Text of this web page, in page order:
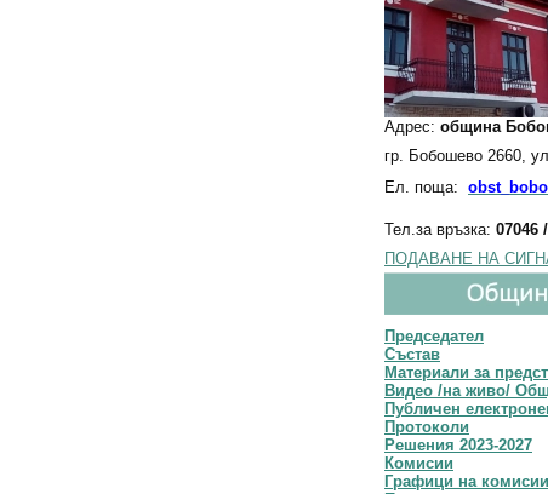
Адрес: община
гр. Бобошево 2660,
Ел. поща:
Тел.за връзка: 07046
ПОДАВАНЕ НА
Председател
Състав
Материали за
Видео /на живо/
Публичен
Протоколи
Решения 2023-2027
Комисии
Графици на комисии